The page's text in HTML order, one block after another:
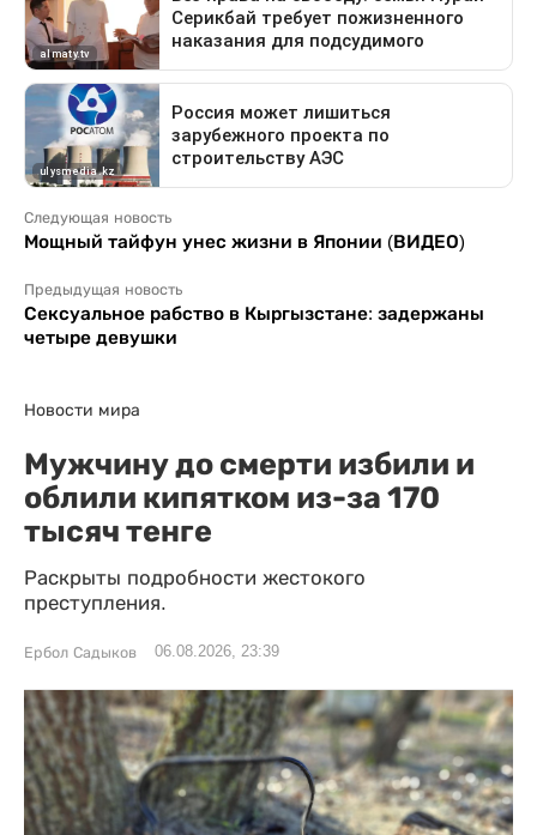
Следующая новость
Мощный тайфун унес жизни в Японии (ВИДЕО)
Предыдущая новость
Сексуальное рабство в Кыргызстане: задержаны
четыре девушки
Новости мира
Мужчину до смерти избили и
облили кипятком из-за 170
тысяч тенге
Раскрыты подробности жестокого
преступления.
Ербол Садыков 06.08.2026, 23:39